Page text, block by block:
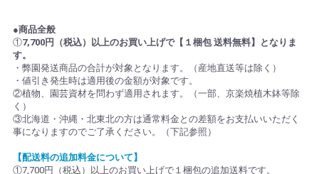
●商品全般
①7,700円（税込）以上のお買い上げで【１梱包 送料無料】となりま
す。
・弊園発送商品の合計が対象となります。（産地直送等は除く）
・値引き発生時は適用後の金額が対象です。
②植物、園芸資材を問わず適用されます。（一部、京楽焼植木鉢等除
く）
③北海道・沖縄・北東北の方は通常料金との差額をお支払いいただく
事になりますのでご了承ください。（下記参照）
【配送料の追加料金について】
①7,700円（税込）以上のお買い上げで１梱包の追加送料です。